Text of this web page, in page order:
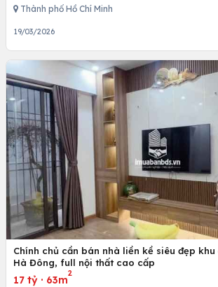
Thành phố Hồ Chí Minh
19/03/2026
Chính chủ cần bán nhà liền kề siêu đẹp khu
Hà Đông, full nội thất cao cấp
17 tỷ · 63m
2